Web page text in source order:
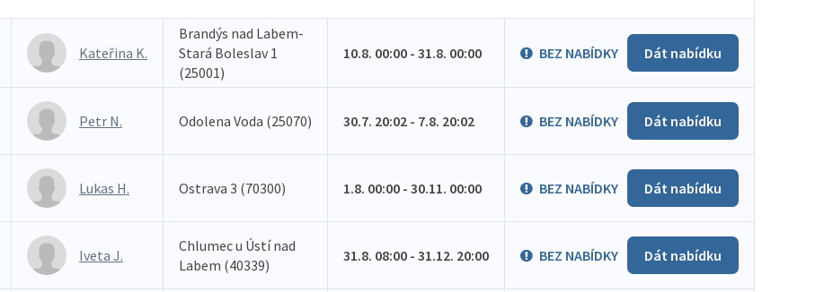
Kateřina K.
Brandýs nad Labem-
Stará Boleslav 1
(25001)
10.8. 00:00 - 31.8. 00:00 BEZ NABÍDKY Dát nabídku
Petr N. Odolena Voda (25070) 30.7. 20:02 - 7.8. 20:02 BEZ NABÍDKY Dát nabídku
Lukas H. Ostrava 3 (70300) 1.8. 00:00 - 30.11. 00:00 BEZ NABÍDKY Dát nabídku
Iveta J.
Chlumec u Ústí nad
Labem (40339)
31.8. 08:00 - 31.12. 20:00 BEZ NABÍDKY Dát nabídku